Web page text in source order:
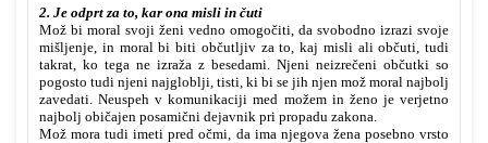
2. Je odprt za to, kar ona misli in čuti
Mož bi moral svoji ženi vedno omogočiti, da svobodno izrazi svoje
mišljenje, in moral bi biti občutljiv za to, kaj misli ali občuti, tudi
takrat, ko tega ne izraža z besedami. Njeni neizrečeni občutki so
pogosto tudi njeni najgloblji, tisti, ki bi se jih njen mož moral najbolj
zavedati. Neuspeh v komunikaciji med možem in ženo je verjetno
najbolj običajen posamični dejavnik pri propadu zakona.
Mož mora tudi imeti pred očmi, da ima njegova žena posebno vrsto